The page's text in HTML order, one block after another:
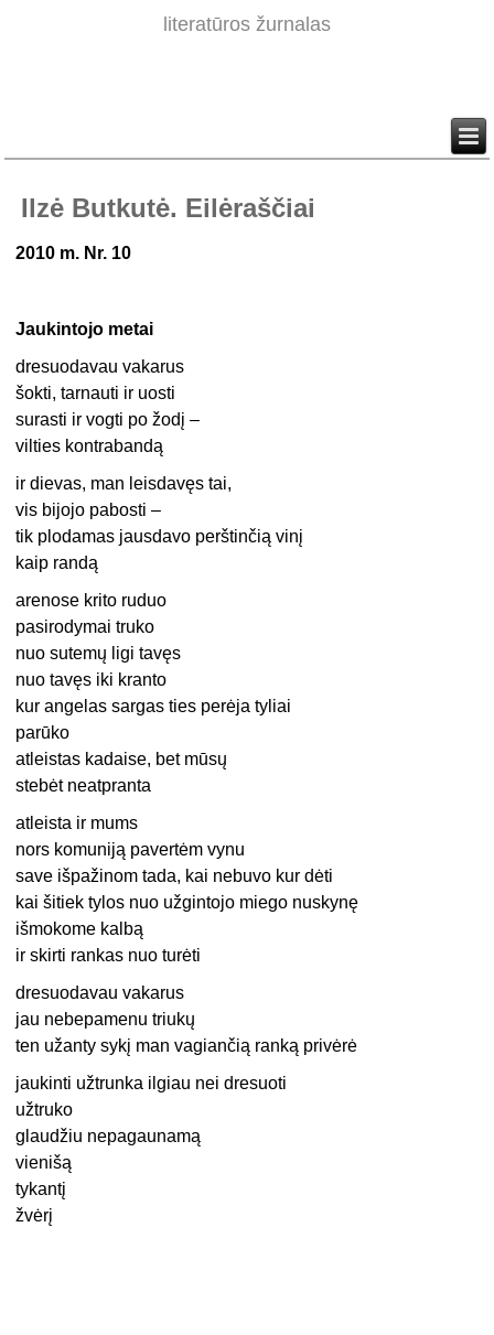
literatūros žurnalas
Ilzė Butkutė. Eilėraščiai
2010 m. Nr. 10
Jaukintojo metai
dresuodavau vakarus
šokti, tarnauti ir uosti
surasti ir vogti po žodį –
vilties kontrabandą
ir dievas, man leisdavęs tai,
vis bijojo pabosti –
tik plodamas jausdavo perštinčią vinį
kaip randą
arenose krito ruduo
pasirodymai truko
nuo sutemų ligi tavęs
nuo tavęs iki kranto
kur angelas sargas ties perėja tyliai
parūko
atleistas kadaise, bet mūsų
stebėt neatpranta
atleista ir mums
nors komuniją pavertėm vynu
save išpažinom tada, kai nebuvo kur dėti
kai šitiek tylos nuo užgintojo miego nuskynę
išmokome kalbą
ir skirti rankas nuo turėti
dresuodavau vakarus
jau nebepamenu triukų
ten užanty sykį man vagiančią ranką privėrė
jaukinti užtrunka ilgiau nei dresuoti
užtruko
glaudžiu nepagaunamą
vienišą
tykantį
žvėrį